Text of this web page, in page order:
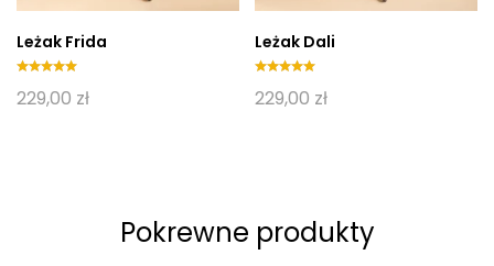
Leżak Frida
Oceniony
5.00
229,00 zł
Leżak Dali
Oceniony
5.00
229,00 zł
Pokrewne produkty